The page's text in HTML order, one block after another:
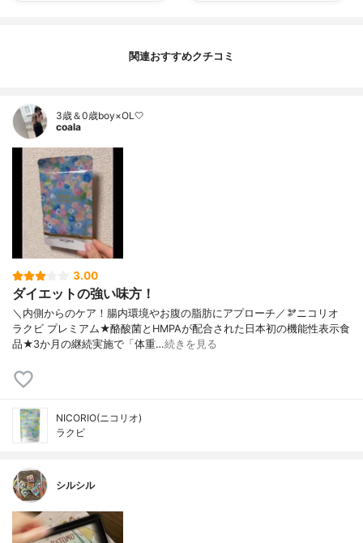
関連おすすめクチコミ
3歳＆0歳boy×OL🤍
coala
3.00
ダイエットの強い味方！
＼内側からのケア！腸内環境やお腹の脂肪にアプローチ／🫘ニコリオ
ラクビ プレミアム★酪酸菌とHMPAが配合された日本初の機能性表示食
品★3か月の継続実施で「体重…続きを見る
NICORIO(ニコリオ)
ラクビ
シルシル